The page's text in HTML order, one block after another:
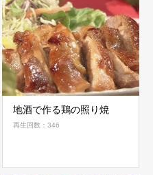
地酒で作る鶏の照り焼
再生回数：346